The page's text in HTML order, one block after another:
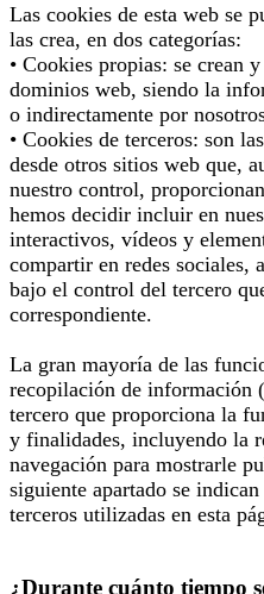
Las cookies de esta web se
las crea, en dos categorías:
• Cookies propias: se crean
dominios web, siendo la
o indirectamente por
• Cookies de terceros: son
desde otros sitios web que,
nuestro control,
hemos decidir incluir en
interactivos, vídeos y
compartir en redes sociales,
bajo el control del tercero
correspondiente.
La gran mayoría de las
recopilación de información
tercero que proporciona la
y finalidades, incluyendo la
navegación para mostrarle
siguiente apartado se
terceros utilizadas en esta
¿Durante cuánto tiempo